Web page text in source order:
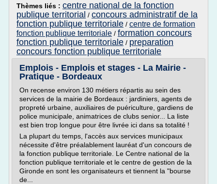
Thèmes liés : centre national de la fonction
publique territorial / concours administratif de la
fonction publique territoriale / centre de formation
fonction publique territoriale / formation concours
fonction publique territoriale / preparation
concours fonction publique territoriale
Emplois - Emplois et stages - La Mairie -
Pratique - Bordeaux
On recense environ 130 métiers répartis au sein des
services de la mairie de Bordeaux : jardiniers, agents de
propreté urbaine, auxiliaires de puériculture, gardiens de
police municipale, animatrices de clubs senior... La liste
est bien trop longue pour être livrée ici dans sa totalité !
La plupart du temps, l'accès aux services municipaux
nécessite d'être préalablement lauréat d'un concours de
la fonction publique territoriale. Le Centre national de la
fonction publique territoriale et le centre de gestion de la
Gironde en sont les organisateurs et tiennent la "bourse
de...